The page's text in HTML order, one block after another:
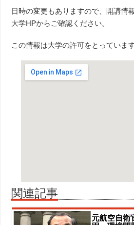
日時の変更もありますので、開講情
大学HPからご確認ください。
この情報は大学の許可をとっています
関連記事
元航空自衛